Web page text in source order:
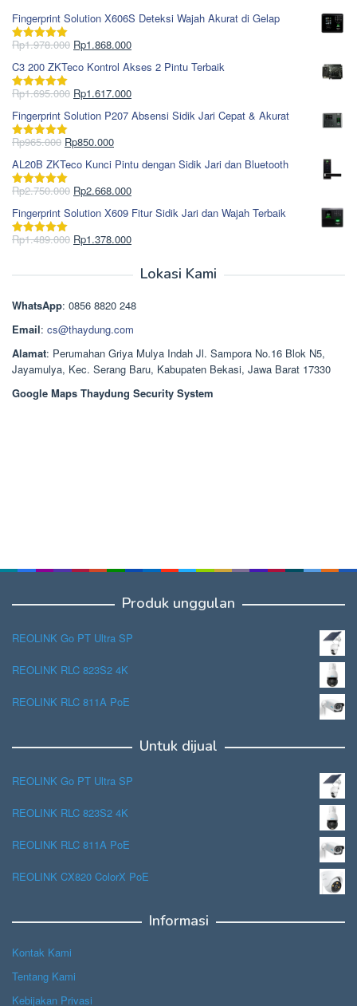
Fingerprint Solution X606S Deteksi Wajah Akurat di Gelap
Dinilai5.00
Rp1.978.000 Harga
aslinya
adalah:
Rp1.978.000.
Rp1.868.000Harga
saat
ini
adalah:
C3 200 ZKTeco Kontrol Akses 2 Pintu Terbaik
Dinilai5.00
Rp1.695.000 Harga
aslinya
adalah:
Rp1.695.000.
Rp1.617.000Harga
saat
ini
Fingerprint Solution P207 Absensi Sidik Jari Cepat & Akurat
Dinilai5.00
Rp965.000 Harga
aslinya
adalah:
Rp965.000.
Rp850.000Harga
saat
ini
adalah:
AL20B ZKTeco Kunci Pintu dengan Sidik Jari dan Bluetooth
Dinilai5.00
Rp2.750.000 Harga
aslinya
adalah:
Rp2.750.000.
Rp2.668.000Harga
saat
ini
adalah:
Fingerprint Solution X609 Fitur Sidik Jari dan Wajah Terbaik
Dinilai5.00
Rp1.489.000 Harga
Rp1.378.000Harga
Rp1.378.000.
Lokasi Kami
WhatsApp: 0856 8820 248
Email: cs@thaydung.com
Alamat: Perumahan Griya Mulya Indah Jl. Sampora No.16 Blok N5,
Jayamulya, Kec. Serang Baru, Kabupaten Bekasi, Jawa Barat 17330
Google Maps Thaydung Security System
Produk unggulan
REOLINK Go PT Ultra SP
REOLINK RLC 823S2 4K
REOLINK RLC 811A PoE
Untuk dijual
REOLINK Go PT Ultra SP
REOLINK RLC 823S2 4K
REOLINK RLC 811A PoE
REOLINK CX820 ColorX PoE
Informasi
Kontak Kami
Tentang Kami
Kebijakan Privasi